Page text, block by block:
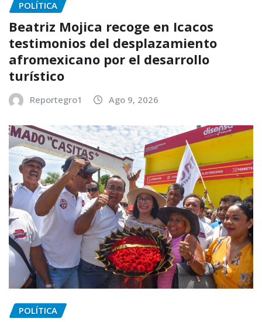
POLÍTICA
Beatriz Mojica recoge en Icacos
testimonios del desplazamiento
afromexicano por el desarrollo
turístico
Reportegro1 Ago 9, 2026
POLÍTICA